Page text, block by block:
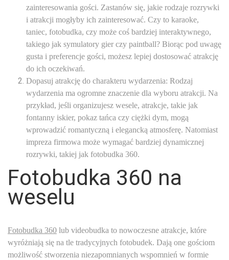
zainteresowania gości. Zastanów się, jakie rodzaje rozrywki
i atrakcji mogłyby ich zainteresować. Czy to karaoke,
taniec, fotobudka, czy może coś bardziej interaktywnego,
takiego jak symulatory gier czy paintball? Biorąc pod uwagę
gusta i preferencje gości, możesz lepiej dostosować atrakcję
do ich oczekiwań.
Dopasuj atrakcję do charakteru wydarzenia: Rodzaj
wydarzenia ma ogromne znaczenie dla wyboru atrakcji. Na
przykład, jeśli organizujesz wesele, atrakcje, takie jak
fontanny iskier, pokaz tańca czy ciężki dym, mogą
wprowadzić romantyczną i elegancką atmosferę. Natomiast
impreza firmowa może wymagać bardziej dynamicznej
rozrywki, takiej jak fotobudka 360.
Fotobudka 360 na
weselu
Fotobudka 360 lub videobudka to nowoczesne atrakcje, które
wyróżniają się na tle tradycyjnych fotobudek. Dają one gościom
możliwość stworzenia niezapomnianych wspomnień w formie